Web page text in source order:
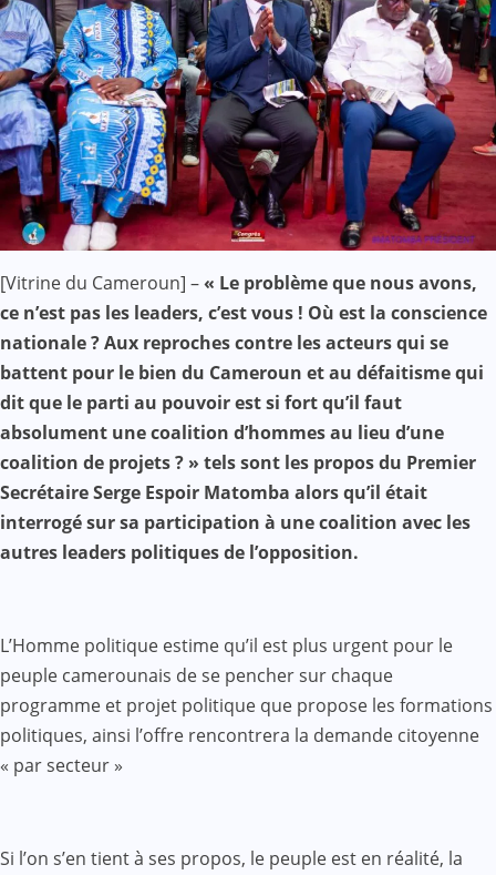
[Vitrine du Cameroun] –« Le problème que nous avons,
ce n’est pas les leaders, c’est vous ! Où est la conscience
nationale ? Aux reproches contre les acteurs qui se
battent pour le bien du Cameroun et au défaitisme qui
dit que le parti au pouvoir est si fort qu’il faut
absolument une coalition d’hommes au lieu d’une
coalition de projets ? » tels sont les propos du Premier
Secrétaire Serge Espoir Matomba alors qu’il était
interrogé sur sa participation à une coalition avec les
autres leaders politiques de l’opposition.
L’Homme politique estime qu’il est plus urgent pour le
peuple camerounais de se pencher sur chaque
programme et projet politique que propose les formations
politiques, ainsi l’offre rencontrera la demande citoyenne
« par secteur »
Si l’on s’en tient à ses propos, le peuple est en réalité, la